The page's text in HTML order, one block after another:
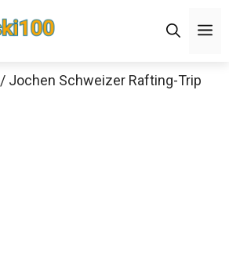
/ Jochen Schweizer Rafting-Trip